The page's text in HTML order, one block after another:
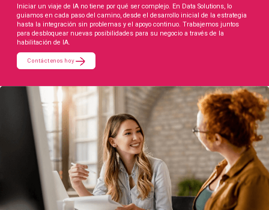
Iniciar un viaje de IA no tiene por qué ser complejo. En Data Solutions, lo
guiamos en cada paso del camino, desde el desarrollo inicial de la estrategia
hasta la integración sin problemas y el apoyo continuo. Trabajemos juntos
para desbloquear nuevas posibilidades para su negocio a través de la
habilitación de IA.
Contáctenos hoy